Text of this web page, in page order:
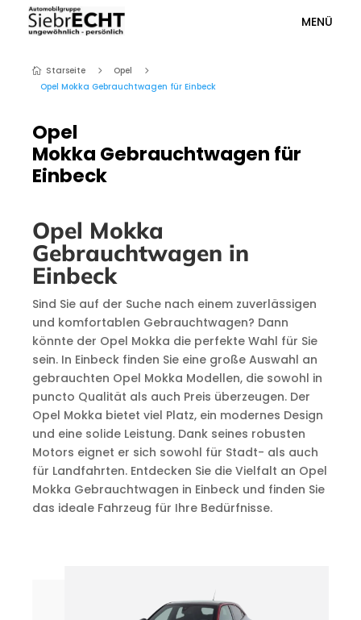
MENÜ
 Starseite 5 Opel
5
Opel Mokka Gebrauchtwagen für Einbeck
Opel
Mokka Gebrauchtwagen für
Einbeck
Opel Mokka
Gebrauchtwagen in
Einbeck
Sind Sie auf der Suche nach einem zuverlässigen
und komfortablen Gebrauchtwagen? Dann
könnte der Opel Mokka die perfekte Wahl für Sie
sein. In Einbeck finden Sie eine große Auswahl an
gebrauchten Opel Mokka Modellen, die sowohl in
puncto Qualität als auch Preis überzeugen. Der
Opel Mokka bietet viel Platz, ein modernes Design
und eine solide Leistung. Dank seines robusten
Motors eignet er sich sowohl für Stadt- als auch
für Landfahrten. Entdecken Sie die Vielfalt an Opel
Mokka Gebrauchtwagen in Einbeck und finden Sie
das ideale Fahrzeug für Ihre Bedürfnisse.